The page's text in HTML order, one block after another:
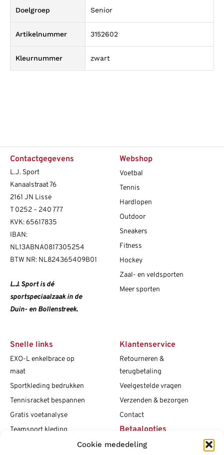
Cookie mededeling
Doelgroep Senior
Artikelnummer 3152602
Kleurnummer zwart
Contactgegevens
L.J. Sport
Kanaalstraat 76
2161 JN Lisse
T 0252 – 240 777
KVK: 65617835
IBAN:
NL13ABNA0817305254
BTW NR: NL824365409B01
L.J. Sport is dé
sportspeciaalzaak in de
Duin- en Bollenstreek.
Webshop
Voetbal
Tennis
Hardlopen
Outdoor
Sneakers
Fitness
Hockey
Zaal- en veldsporten
Meer sporten
Snelle links
EXO-L enkelbrace op
maat
Sportkleding bedrukken
Tennisracket bespannen
Gratis voetanalyse
Teamsport kleding
Klantenservice
Retourneren &
terugbetaling
Veelgestelde vragen
Verzenden & bezorgen
Contact
Betaalopties